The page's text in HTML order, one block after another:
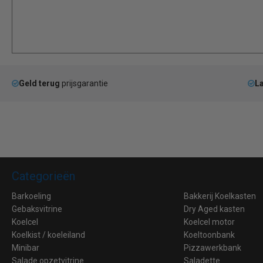
Geld terug prijsgarantie
Categorieën
Barkoeling Bakkerij Koelkasten
Gebaksvitrine
Dry Aged kasten
Koelcel
Koelcel motor
Koelkist / koeleiland
Koeltoonbank
Minibar
Pizzawerkbank
Salade opzetvitrine
Saladette